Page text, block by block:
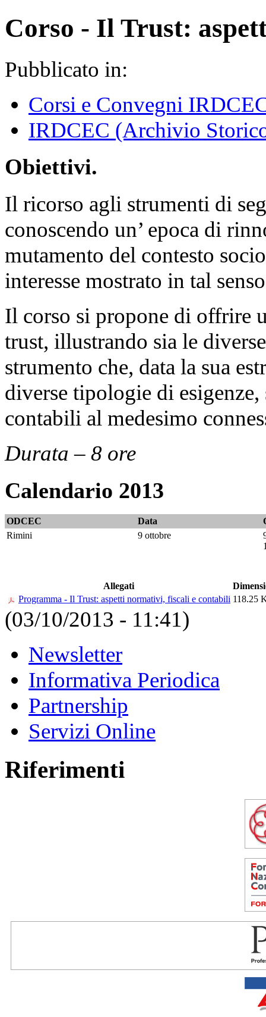
Corso - Il Trust:
Pubblicato in:
Corsi e Convegni
IRDCEC (Archivio
Obiettivi.
Il ricorso agli strumenti di
conoscendo un’ epoca di
mutamento del contesto
interesse mostrato in tal
Il corso si propone di offrire
trust, illustrando sia le
strumento che, data la sua
diverse tipologie di
contabili al medesimo
Durata – 8 ore
Calendario 2013
ODCEC Data
Rimini
9 ottobre
Allegati
Programma - Il Trust: aspetti normativi, fiscali e contabili 118.25
(03/10/2013 - 11:41)
Newsletter
Informativa Periodica
Partnership
Servizi Online
Riferimenti